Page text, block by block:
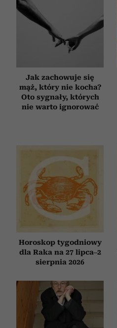
Jak zachowuje się
mąż, który nie kocha?
Oto sygnały, których
nie warto ignorować
Horoskop tygodniowy
dla Raka na 27 lipca–2
sierpnia 2026